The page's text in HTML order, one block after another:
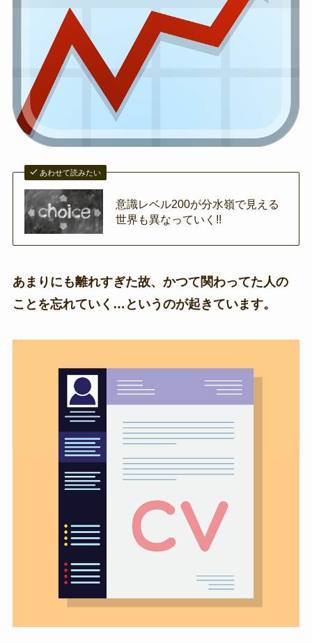
あわせて読みたい
意識レベル200が分水嶺で見える
世界も異なっていく!!
あまりにも離れすぎた故、かつて関わってた人の
ことを忘れていく…というのが起きています。